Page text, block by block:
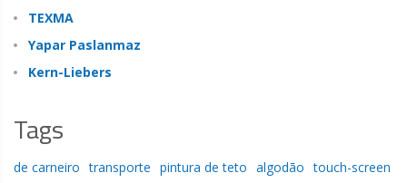
TEXMA
Yapar Paslanmaz
Kern-Liebers
Tags
de carneiro transporte pintura de teto algodão touch-screen